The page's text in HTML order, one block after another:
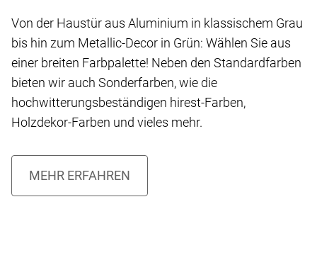
Von der Haustür aus Aluminium in klassischem Grau
bis hin zum Metallic-Decor in Grün: Wählen Sie aus
einer breiten Farbpalette! Neben den Standardfarben
bieten wir auch Sonderfarben, wie die
hochwitterungsbeständigen hirest-Farben,
Holzdekor-Farben und vieles mehr.